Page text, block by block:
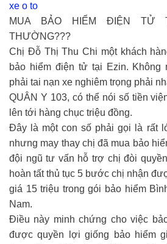
xe o to
MUA BẢO HIỂM ĐIỆN TỬ
THƯỜNG???
Chị Đỗ Thị Thu Chi một khách
bảo hiểm điện tử tại Ezin. Không
phải tai nạn xe nghiêm trọng phải
QUÂN Y 103, có thể nói số tiền
lên tới hàng chục triệu đồng.
Đây là một con số phải gọi là rất
nhưng may thay chị đã mua bảo
đội ngũ tư vấn hỗ trợ chị đòi
hoàn tất thủ tục 5 bước chị nhận
giá 15 triệu trong gói bảo hiểm
Nam.
Điều này minh chứng cho việc
được quyền lợi giống bảo hiểm